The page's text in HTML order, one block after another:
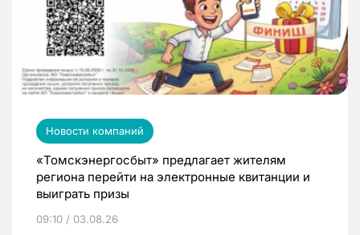
Новости компаний
«Томскэнергосбыт» предлагает жителям
региона перейти на электронные квитанции и
выиграть призы
09:10 / 03.08.26